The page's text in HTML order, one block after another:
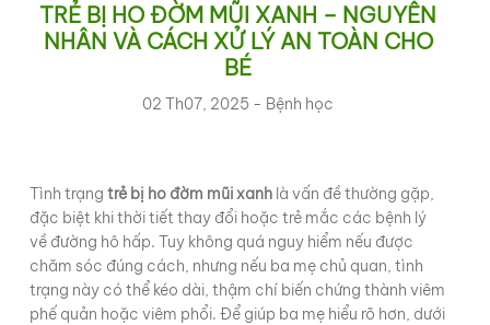
TRẺ BỊ HO ĐỜM MŨI XANH – NGUYÊN
NHÂN VÀ CÁCH XỬ LÝ AN TOÀN CHO
BÉ
02 Th07, 2025 - Bệnh học
Tình trạng trẻ bị ho đờm mũi xanh là vấn đề thường gặp,
đặc biệt khi thời tiết thay đổi hoặc trẻ mắc các bệnh lý
về đường hô hấp. Tuy không quá nguy hiểm nếu được
chăm sóc đúng cách, nhưng nếu ba mẹ chủ quan, tình
trạng này có thể kéo dài, thậm chí biến chứng thành viêm
phế quản hoặc viêm phổi. Để giúp ba mẹ hiểu rõ hơn, dưới